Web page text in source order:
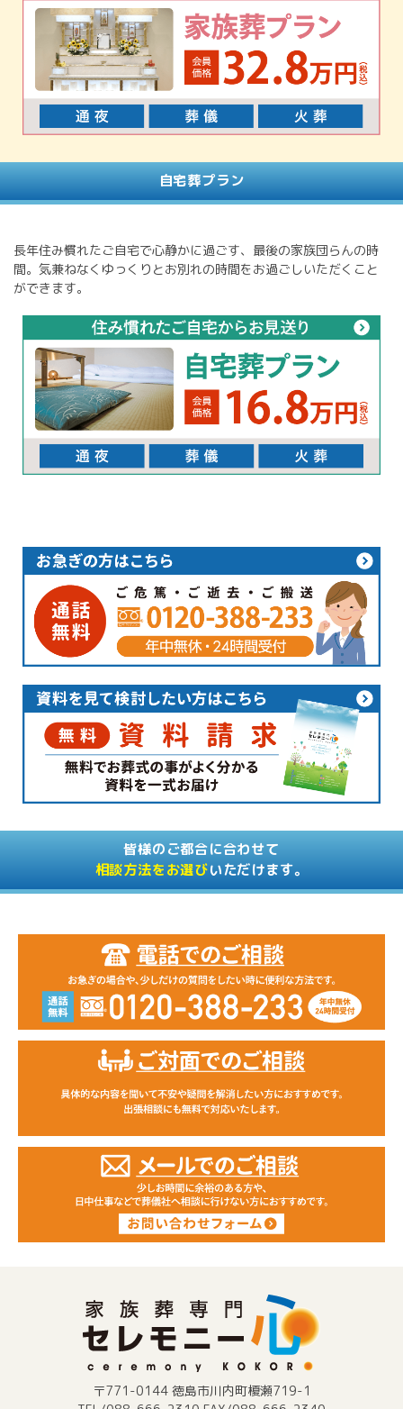
自宅葬プラン
長年住み慣れたご自宅で心静かに過ごす、最後の家族団らんの時
間。気兼ねなくゆっくりとお別れの時間をお過ごしいただくこと
ができます。
皆様のご都合に合わせて
相談方法をお選びいただけます。
〒771-0144 徳島市川内町榎瀬719-1